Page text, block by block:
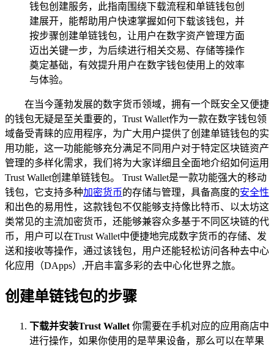
钱包创建服务，此指南围绕下载流程和单链钱包创
建展开，能帮助用户快速掌握如何下载该钱包，并
按步骤创建单链钱包，让用户在数字资产管理方面
迈出关键一步，为后续进行相关交易、存储等操作
奠定基础，有效提升用户在数字钱包使用上的效率
与体验。
在当今蓬勃发展的数字货币领域，拥有一个既安全又便捷
的钱包无疑是至关重要的，Trust Wallet作为一款在数字钱包领
域备受青睐的应用程序，为广大用户提供了创建单链钱包的实
用功能，这一功能能够充分满足不同用户对于特定区块链资产
管理的多样化需求，我们将为大家详细且全面地介绍如何运用
Trust Wallet创建单链钱包。 Trust Wallet是一款功能强大的移动
钱包，它支持多种加密货币的存储与管理，具备高度的安全性
和出色的易用性，这款钱包不仅能够支持像比特币、以太坊这
类常见的主流加密货币，还能够兼容众多基于不同区块链的代
币，用户可以在Trust Wallet中便捷地完成数字货币的存储、发
送和接收等操作，通过该钱包，用户还能轻松访问各种去中心
化应用（DApps）,开启丰富多彩的去中心化世界之旅。
创建单链钱包的步骤
下载并安装Trust Wallet 你需要在手机对应的应用商店中
进行操作，如果你使用的是苹果设备，那么可以在苹果